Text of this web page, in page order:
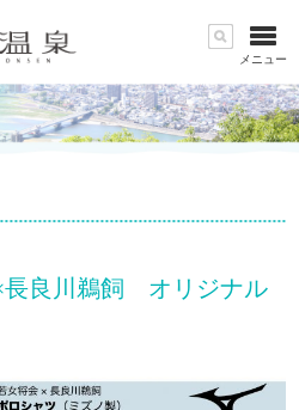
メニュー
長良川鵜飼 オリジナル